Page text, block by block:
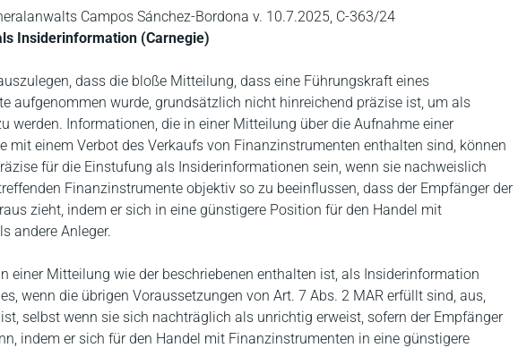
Campos Sánchez-Bordona v. 10.7.2025, C-363/24
Insiderinformation (Carnegie)
dass die bloße Mitteilung, dass eine Führungskraft eines
aufgenommen wurde, grundsätzlich nicht hinreichend präzise ist, um als
werden. Informationen, die in einer Mitteilung über die Aufnahme einer
mit einem Verbot des Verkaufs von Finanzinstrumenten enthalten sind, können
für die Einstufung als Insiderinformationen sein, wenn sie nachweislich
Finanzinstrumente objektiv so zu beeinflussen, dass der Empfänger der
zieht, indem er sich in eine günstigere Position für den Handel mit
andere Anleger.
einer Mitteilung wie der beschriebenen enthalten ist, als Insiderinformation
wenn die übrigen Voraussetzungen von Art. 7 Abs. 2 MAR erfüllt sind, aus,
selbst wenn sie sich nachträglich als unrichtig erweist, sofern der Empfänger
indem er sich für den Handel mit Finanzinstrumenten in eine günstigere